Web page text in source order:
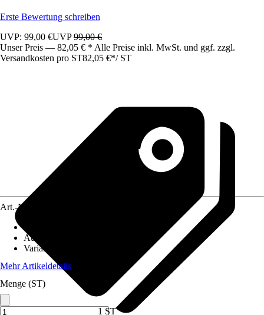
Erste Bewertung schreiben
UVP: 99,00 €UVP99,00 €
Unser Preis — 82,05 € * Alle Preise inkl. MwSt. und ggf. zzgl.
Versandkosten pro ST82,05 €*/ ST
Art.-Nr.
Ausführung
Variante
Mehr Artikeldetails
Menge (ST)
1 ST